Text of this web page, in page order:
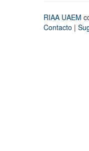
RIAA UAEM
Contacto |